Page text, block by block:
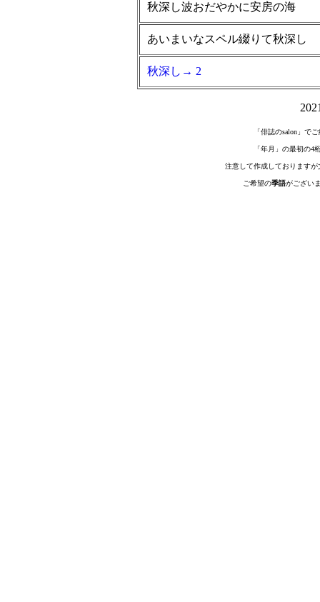
秋深し波おだやかに安房の海
あいまいなスペル綴りて秋深し
秋深し→ 2
「俳誌のsalon」で
「年月」の最初の4
注意して作成しております
ご希望の季語がござい